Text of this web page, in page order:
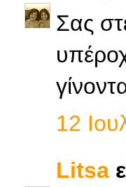
Σας
12
Litsa